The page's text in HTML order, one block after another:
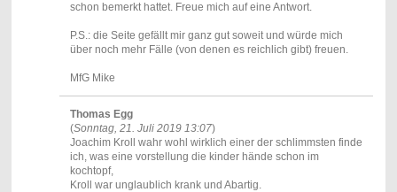
schon bemerkt hattet. Freue mich auf eine Antwort.
P.S.: die Seite gefällt mir ganz gut soweit und würde mich
über noch mehr Fälle (von denen es reichlich gibt) freuen.
MfG Mike
Thomas Egg
(Sonntag, 21. Juli 2019 13:07)
Joachim Kroll wahr wohl wirklich einer der schlimmsten finde
ich, was eine vorstellung die kinder hände schon im
kochtopf,
Kroll war unglaublich krank und Abartig.